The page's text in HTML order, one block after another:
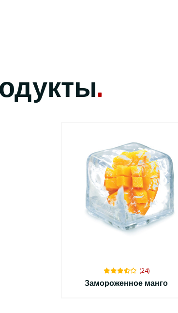
.
(24)
Замороженное манго